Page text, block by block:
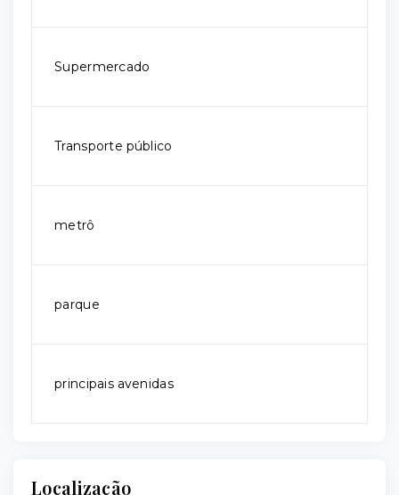
Supermercado
Transporte público
metrô
parque
principais avenidas
Localização